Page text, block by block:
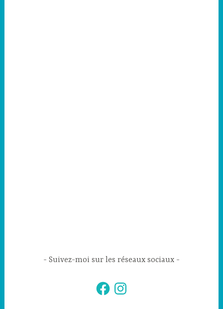
Suivez-moi sur les réseaux sociaux
FacebookInstagram